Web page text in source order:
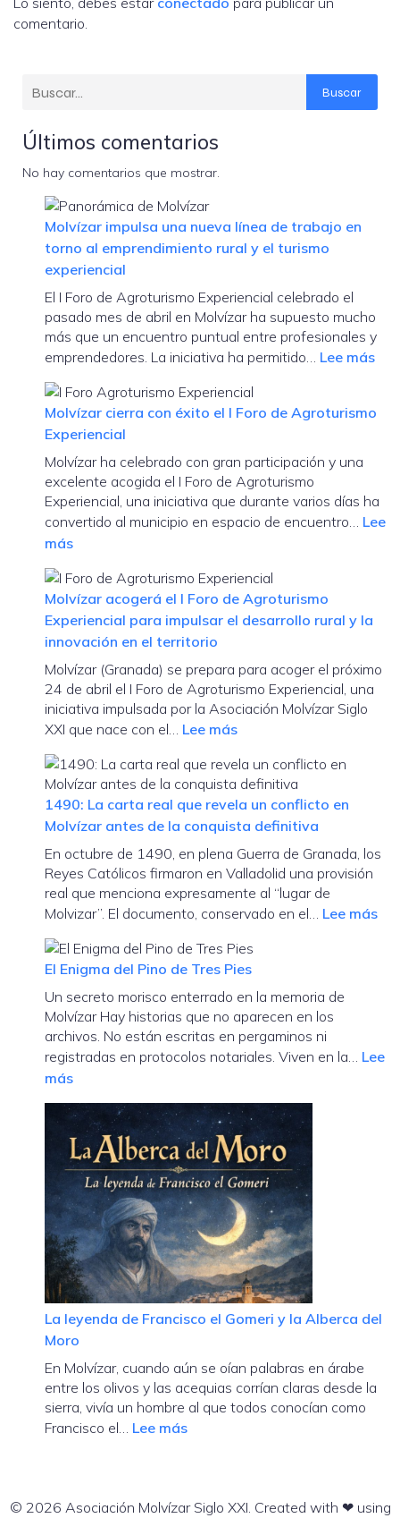
comentario.
Buscar
Últimos comentarios
No hay comentarios que mostrar.
Molvízar impulsa una nueva línea de trabajo en
torno al emprendimiento rural y el turismo
experiencial
El I Foro de Agroturismo Experiencial celebrado el
pasado mes de abril en Molvízar ha supuesto mucho
más que un encuentro puntual entre profesionales y
emprendedores. La iniciativa ha permitido… Lee más:
una
en
Molvízar cierra con éxito el I Foro de Agroturismo
Experiencial
Molvízar ha celebrado con gran participación y una
excelente acogida el I Foro de Agroturismo
Experiencial, una iniciativa que durante varios días ha
convertido al municipio en espacio de encuentro… Lee
más:
cierra
con
éxito
el
I
Foro
de
Agroturismo
Experiencial
Molvízar acogerá el I Foro de Agroturismo
Experiencial para impulsar el desarrollo rural y la
innovación en el territorio
Molvízar (Granada) se prepara para acoger el próximo
24 de abril el I Foro de Agroturismo Experiencial, una
iniciativa impulsada por la Asociación Molvízar Siglo
XXI que nace con el… Lee más:
acogerá
el
I
Foro
de
Agroturismo
Experiencial
para
impulsar
el
rural
y
la
el
territorio
1490: La carta real que revela un conflicto en
Molvízar antes de la conquista definitiva
En octubre de 1490, en plena Guerra de Granada, los
Reyes Católicos firmaron en Valladolid una provisión
real que menciona expresamente al “lugar de
Molvizar”. El documento, conservado en el… Lee más:
un
El Enigma del Pino de Tres Pies
Un secreto morisco enterrado en la memoria de
Molvízar Hay historias que no aparecen en los
archivos. No están escritas en pergaminos ni
registradas en protocolos notariales. Viven en la… Lee
más:
El
Enigma
del
Pino
de
Tres
Pies
La leyenda de Francisco el Gomeri y la Alberca del
Moro
En Molvízar, cuando aún se oían palabras en árabe
entre los olivos y las acequias corrían claras desde la
sierra, vivía un hombre al que todos conocían como
Francisco el… Lee más:
Francisco
© 2026 Asociación Molvízar Siglo XXI. Created with ❤ using